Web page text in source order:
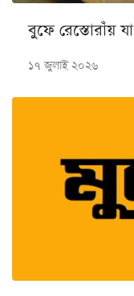
বুফে রেস্তোরাঁয়
১৭ জুলাই ২০২৬